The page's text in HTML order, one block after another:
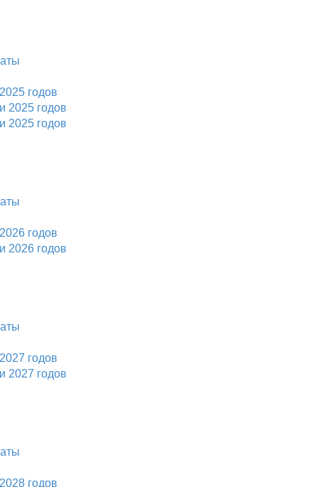
годов
2025 годов
2025 годов
годов
2026 годов
годов
2027 годов
годов